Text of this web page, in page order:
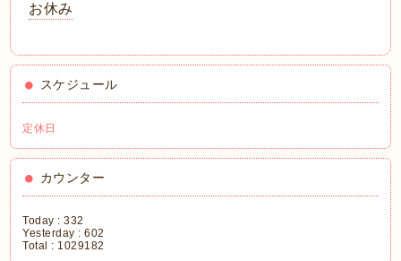
お休み
スケジュール
定休日
カウンター
Today :332
Yesterday :602
Total : 1029182